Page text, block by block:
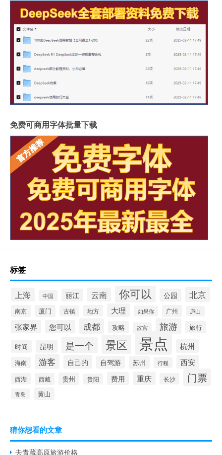
免费可商用字体批量下载
标签
上海 中国 丽江 云南 你可以 公园 北京
南京 厦门 古镇 地方 大理 如果你 广州 庐山
张家界 您可以 成都 攻略 故宫 旅游 旅行
时间 昆明 是一个 景区 景点 杭州
海南 游客 自己的 自驾游 苏州 行程 西安
西湖 西藏 贵州 贵阳 费用 重庆 长沙 门票
青岛 黄山
猜你想看的文章
去青藏高原旅游价格